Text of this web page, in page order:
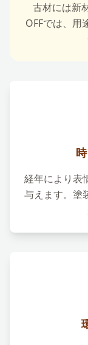
古材には新
OFFでは、用
経年により表
与えます。塗